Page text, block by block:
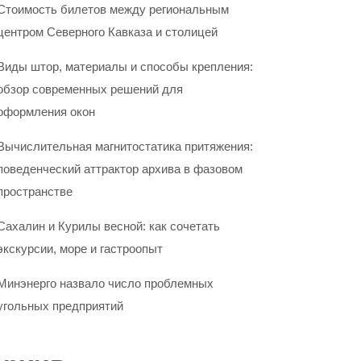
билетов между региональным
Северного Кавказа и столицей
штор, материалы и способы крепления:
современных решений для
окон
магнитостатика притяжения:
аттрактор архива в фазовом
и Курилы весной: как сочетать
море и гастроопыт
назвало число проблемных
предприятий